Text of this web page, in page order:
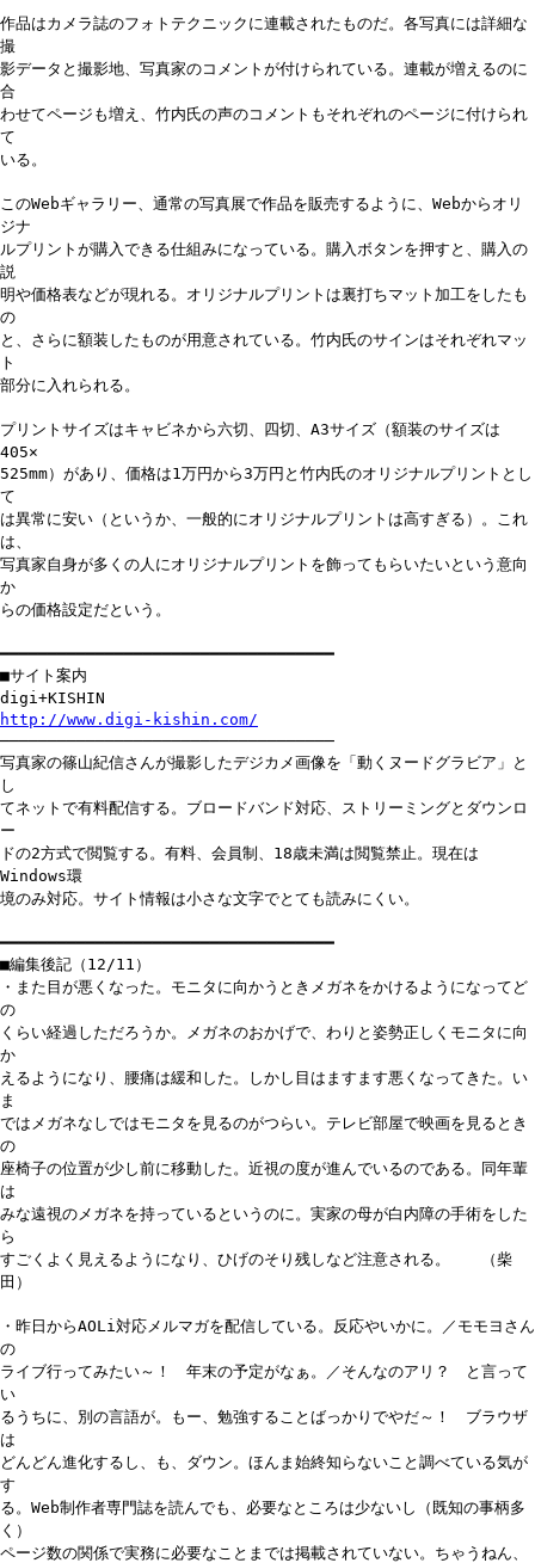
作品はカメラ誌のフォトテクニックに連載されたものだ。各写真には詳細な
撮
影データと撮影地、写真家のコメントが付けられている。連載が増えるのに
合
わせてページも増え、竹内氏の声のコメントもそれぞれのページに付けられ
て
いる。
このWebギャラリー、通常の写真展で作品を販売するように、Webからオリ
ジナ
ルプリントが購入できる仕組みになっている。購入ボタンを押すと、購入の
説
明や価格表などが現れる。オリジナルプリントは裏打ちマット加工をしたも
の
と、さらに額装したものが用意されている。竹内氏のサインはそれぞれマッ
ト
部分に入れられる。
プリントサイズはキャビネから六切、四切、A3サイズ（額装のサイズは
405×
525mm）があり、価格は1万円から3万円と竹内氏のオリジナルプリントとし
て
は異常に安い（というか、一般的にオリジナルプリントは高すぎる）。これ
は、
写真家自身が多くの人にオリジナルプリントを飾ってもらいたいという意向
か
らの価格設定だという。
━━━━━━━━━━━━━━━━━━━━━━━━━━━━━━━━━━━
■サイト案内
digi+KISHIN
http://www.digi-kishin.com/
───────────────────────────────────
写真家の篠山紀信さんが撮影したデジカメ画像を「動くヌードグラビア」と
し
てネットで有料配信する。ブロードバンド対応、ストリーミングとダウンロ
ー
ドの2方式で閲覧する。有料、会員制、18歳未満は閲覧禁止。現在は
Windows環
境のみ対応。サイト情報は小さな文字でとても読みにくい。
━━━━━━━━━━━━━━━━━━━━━━━━━━━━━━━━━━━
■編集後記（12/11）
・また目が悪くなった。モニタに向かうときメガネをかけるようになってど
の
くらい経過しただろうか。メガネのおかげで、わりと姿勢正しくモニタに向
か
えるようになり、腰痛は緩和した。しかし目はますます悪くなってきた。い
ま
ではメガネなしではモニタを見るのがつらい。テレビ部屋で映画を見るとき
の
座椅子の位置が少し前に移動した。近視の度が進んでいるのである。同年輩
は
みな遠視のメガネを持っているというのに。実家の母が白内障の手術をした
ら
すごくよく見えるようになり、ひげのそり残しなど注意される。 （柴
田）
・昨日からAOLi対応メルマガを配信している。反応やいかに。／モモヨさん
の
ライブ行ってみたい～！ 年末の予定がなぁ。／そんなのアリ？ と言って
い
るうちに、別の言語が。もー、勉強することばっかりでやだ～！ ブラウザ
は
どんどん進化するし、も、ダウン。ほんま始終知らないこと調べている気が
す
る。Web制作者専門誌を読んでも、必要なところは少ないし（既知の事柄多
く）
ページ数の関係で実務に必要なことまでは掲載されていない。ちゃうねん、